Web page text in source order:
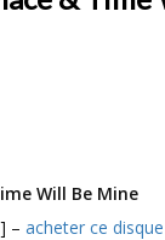
Will Be Mine
] – acheter ce disque